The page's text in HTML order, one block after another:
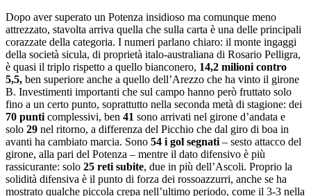
Dopo aver superato un Potenza insidioso ma comunque meno
attrezzato, stavolta arriva quella che sulla carta è una delle principali
corazzate della categoria. I numeri parlano chiaro: il monte ingaggi
della società sicula, di proprietà italo-australiana di Rosario Pelligra,
è quasi il triplo rispetto a quello bianconero, 14,2 milioni contro
5,5, ben superiore anche a quello dell’Arezzo che ha vinto il girone
B. Investimenti importanti che sul campo hanno però fruttato solo
fino a un certo punto, soprattutto nella seconda metà di stagione: dei
70 punti complessivi, ben 41 sono arrivati nel girone d’andata e
solo 29 nel ritorno, a differenza del Picchio che dal giro di boa in
avanti ha cambiato marcia. Sono 54 i gol segnati – sesto attacco del
girone, alla pari del Potenza – mentre il dato difensivo è più
rassicurante: solo 25 reti subite, due in più dell’Ascoli. Proprio la
solidità difensiva è il punto di forza dei rossoazzurri, anche se ha
mostrato qualche piccola crepa nell’ultimo periodo, come il 3-3 nella